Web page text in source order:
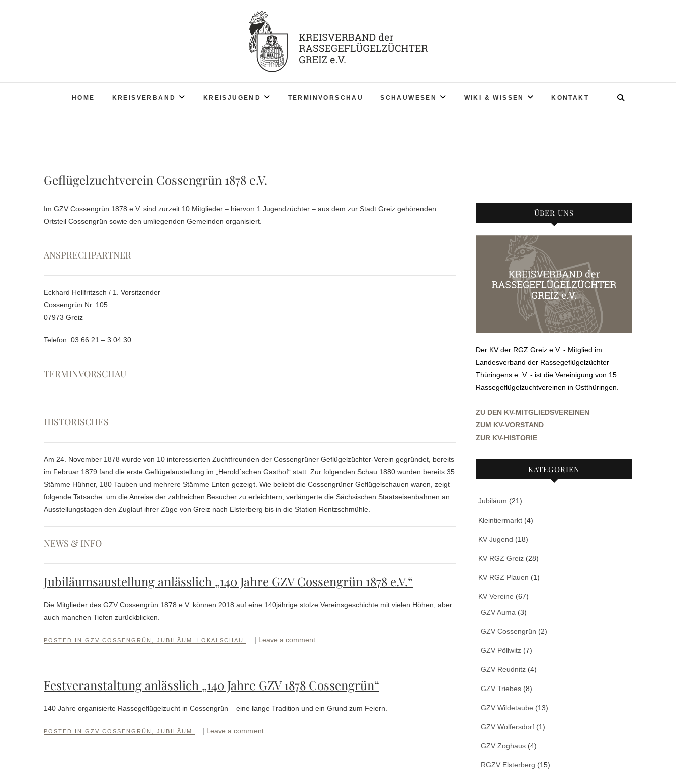
KV RGZ Greiz
HOME KREISVERBAND KREISJUGEND TERMINVORSCHAU SCHAUWESEN WIKI & WISSEN KONTAKT
Geflügelzuchtverein Cossengrün 1878 e.V.
Im GZV Cossengrün 1878 e.V. sind zurzeit 10 Mitglieder – hiervon 1 Jugendzüchter – aus dem zur Stadt Greiz gehörenden
Ortsteil Cossengrün sowie den umliegenden Gemeinden organisiert.
ANSPRECHPARTNER
Eckhard Hellfritzsch / 1. Vorsitzender
Cossengrün Nr. 105
07973 Greiz
Telefon: 03 66 21 – 3 04 30
TERMINVORSCHAU
HISTORISCHES
Am 24. November 1878 wurde von 10 interessierten Zuchtfreunden der Cossengrüner Geflügelzüchter-Verein gegründet, bereits
im Februar 1879 fand die erste Geflügelaustellung im „Herold´schen Gasthof“ statt. Zur folgenden Schau 1880 wurden bereits 35
Stämme Hühner, 180 Tauben und mehrere Stämme Enten gezeigt. Wie beliebt die Cossengrüner Geflügelschauen waren, zeigt
folgende Tatsache: um die Anreise der zahlreichen Besucher zu erleichtern, verlängerte die Sächsischen Staatseisenbahnen an
Ausstellungstagen den Zuglauf ihrer Züge von Greiz nach Elsterberg bis in die Station Rentzschmühle.
NEWS & INFO
Jubiläumsaustellung anlässlich „140 Jahre GZV Cossengrün 1878 e.V.“
Die Mitglieder des GZV Cossengrün 1878 e.V. können 2018 auf eine 140jährige stolze Vereinsgeschichte mit vielen Höhen, aber
auch manchen Tiefen zurückblicken.
POSTED IN GZV COSSENGRÜN JUBILÄUM LOKALSCHAU | Leave a comment
Festveranstaltung anlässlich „140 Jahre GZV 1878 Cossengrün“
140 Jahre organisierte Rassegeflügelzucht in Cossengrün – eine lange Tradition und ein Grund zum Feiern.
POSTED IN GZV COSSENGRÜN JUBILÄUM | Leave a comment
ÜBER UNS
Der KV der RGZ Greiz e.V. - Mitglied im
Landesverband der Rassegeflügelzüchter
Thüringens e. V. - ist die Vereinigung von 15
Rassegeflügelzuchtvereinen in Ostthüringen.
ZU DEN KV-MITGLIEDSVEREINEN
ZUM KV-VORSTAND
ZUR KV-HISTORIE
KATEGORIEN
Jubiläum (21)
Kleintiermarkt (4)
KV Jugend (18)
KV RGZ Greiz (28)
KV RGZ Plauen (1)
KV Vereine (67)
GZV Auma (3)
GZV Cossengrün (2)
GZV Pöllwitz (7)
GZV Reudnitz (4)
GZV Triebes (8)
GZV Wildetaube (13)
GZV Wolfersdorf (1)
GZV Zoghaus (4)
RGZV Elsterberg (15)